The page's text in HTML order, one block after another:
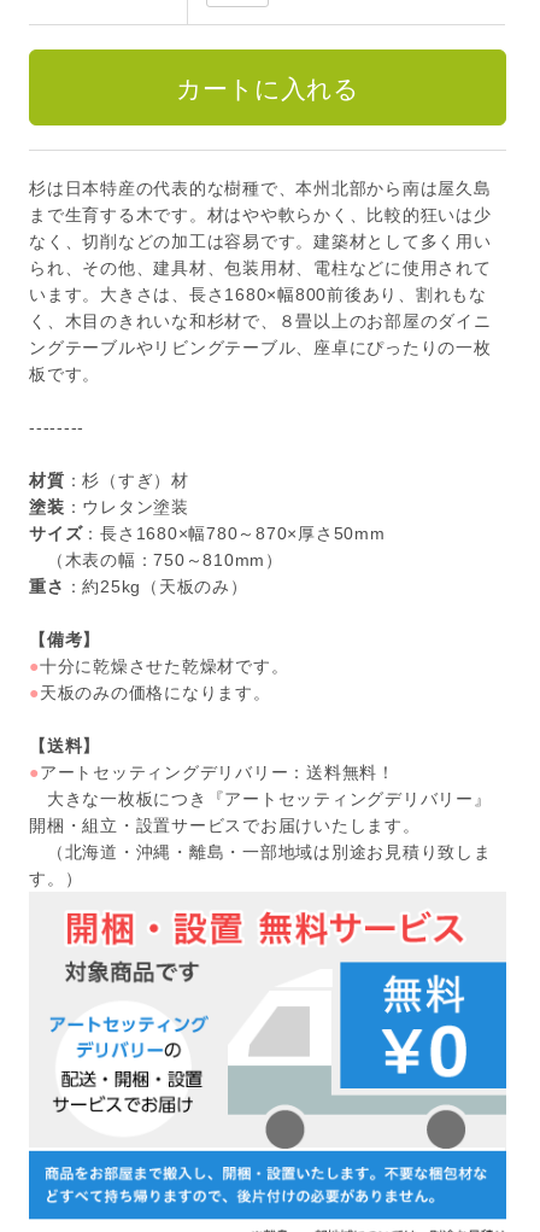
杉は日本特産の代表的な樹種で、本州北部から南は屋久島
まで生育する木です。材はやや軟らかく、比較的狂いは少
なく、切削などの加工は容易です。建築材として多く用い
られ、その他、建具材、包装用材、電柱などに使用されて
います。大きさは、長さ1680×幅800前後あり、割れもな
く、木目のきれいな和杉材で、８畳以上のお部屋のダイニ
ングテーブルやリビングテーブル、座卓にぴったりの一枚
板です。
--------
材質 ：杉（すぎ）材
塗装 ：ウレタン塗装
サイズ：長さ1680×幅780～870×厚さ50mm
（木表の幅：750～810mm）
重さ ：約25kg（天板のみ）
【備考】
●十分に乾燥させた乾燥材です。
●天板のみの価格になります。
【送料】
●アートセッティングデリバリー：送料無料！
大きな一枚板につき『アートセッティングデリバリー』
開梱・組立・設置サービスでお届けいたします。
（北海道・沖縄・離島・一部地域は別途お見積り致しま
す。）